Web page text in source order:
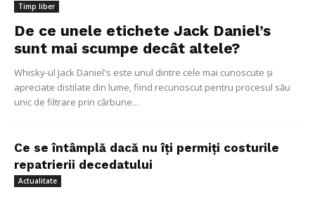
Timp liber
De ce unele etichete Jack Daniel’s
sunt mai scumpe decât altele?
Whisky-ul Jack Daniel's este unul dintre cele mai cunoscute și
apreciate distilate din lume, fiind recunoscut pentru procesul său
unic de filtrare prin cărbune...
Ce se întâmplă dacă nu îți permiți costurile
repatrierii decedatului
Actualitate